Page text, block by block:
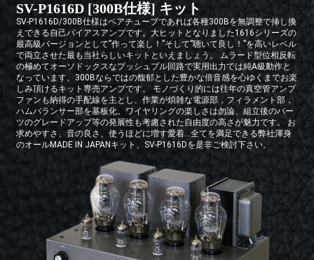
SV-P1616D [300B仕様] キット
SV-P1616D/300B仕様はペアチューブであれば各種300Bを無調整で挿し換
えできる自己バイアスアンプです。大ヒットとなりました1616シリーズの
最高級バージョンとして”作って楽し！”そして”聴いて良し！”を高いレベル
で両立させた最も当社らしいキットといえましょう。 ムラード型位相反転
の極めてオーソドックスなプッシュプル回路で実用出力では純A級動作と
なっています。300Bならではの馥郁とした豊かな倍音感を心ゆくまでお楽
しみ頂けるキット専売アンプです。 モノづくり的には往年の真空管アンプ
ファンも納得の手配線を主とし、作業が煩雑な電源部，フィラメント部，
ハムバランサー部を基板化。ワイヤリングの楽しさは勿論、組立後のパー
ツのグレードアップ等の発展性も考慮された自由度の高さが魅力です。 お
求めやすさ、音の良さ、使うほどに増す愛着…全てを満足できる弊社渾身
のオールMADE IN JAPANキット、SV-P1616Dを是非ご検討下さい。